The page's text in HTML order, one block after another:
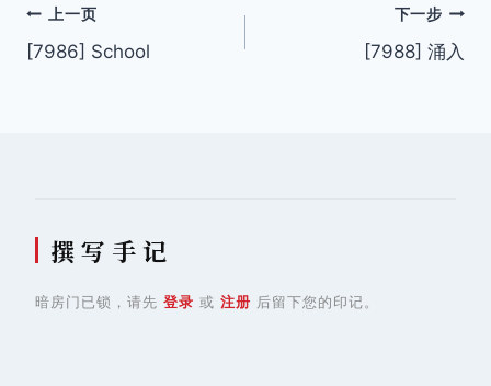
文
章
上一页
[7986] School
下一步
[7988] 涌入
撰 写 手 记
暗房门已锁，请先 登录 或 注册 后留下您的印记。